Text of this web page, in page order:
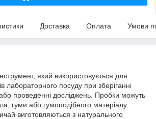
Доставка Оплата Умови
який використовується для
лабораторного посуду при зберіганні
або проведенні досліджень. Пробки можуть
гуми або гумоподібного матеріалу.
виготовляються з натурального